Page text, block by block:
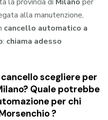
alla manutenzione,
cancello automatico a
: chiama adesso
scegliere per
? Quale potrebbe
per chi
?